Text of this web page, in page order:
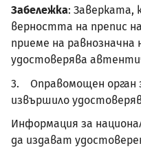
Забележка: Заверката,
верността на препис
приеме на равнозначна
удостоверява
3. Оправомощен орган
извършило
Информация за
да издават